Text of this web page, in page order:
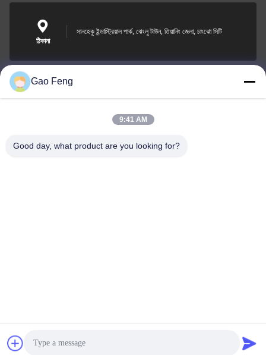
ঠিকানা
সানহেকু ইন্ডাস্ট্রিয়াল পার্ক, ঝেংলু টাউন, তিয়ানিং জেলা, চাংঝো সিটি
suli@sulidry.com
Changzhou Su Li drying equipment Co., Ltd.
Gao Feng
9:41 AM
Good day, what product are you looking for?